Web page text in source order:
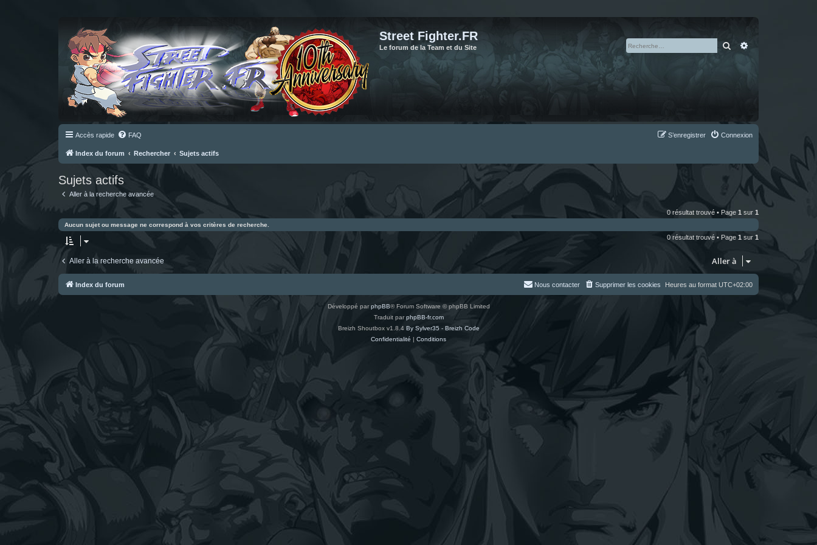
Street Fighter.FR
Le forum de la Team et du Site Rechercher
Accès rapide FAQ Connexion
S’enregistrer
Index du forum Rechercher Sujets actifs
Sujets actifs
Aller à la recherche avancée
0 résultat trouvé • Page 1 sur 1
Aucun sujet ou message ne correspond à vos critères de recherche.
0 résultat trouvé • Page 1 sur 1
Aller à la recherche avancée Aller à
Index du forum Heures au format UTC+02:00
Supprimer les cookies
Nous contacter
Développé parphpBB® Forum Software © phpBB Limited
Traduit parphpBB-fr.com
Breizh Shoutbox v1.8.4 By Sylver35 - Breizh Code
Confidentialité | Conditions